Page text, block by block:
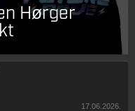
Hørger
17.06.2026.